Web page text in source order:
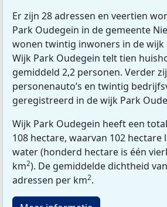
Er zijn 28 adressen en veertien
Park Oudegein in de gemeente
wonen twintig inwoners in de wijk
Wijk Park Oudegein telt tien
gemiddeld 2,2 personen. Verder
personenauto’s en twintig
geregistreerd in de wijk Park
Wijk Park Oudegein heeft een
108 hectare, waarvan 102 hectare
water (honderd hectare is één
km2). De gemiddelde dichtheid
adressen per km2.